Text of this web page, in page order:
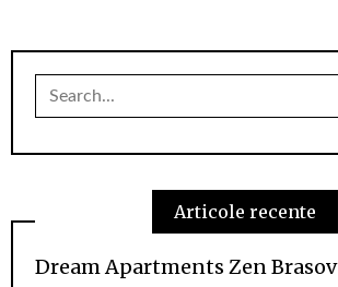
Search
for:
Articole recente
Dream Apartments Zen Brasov